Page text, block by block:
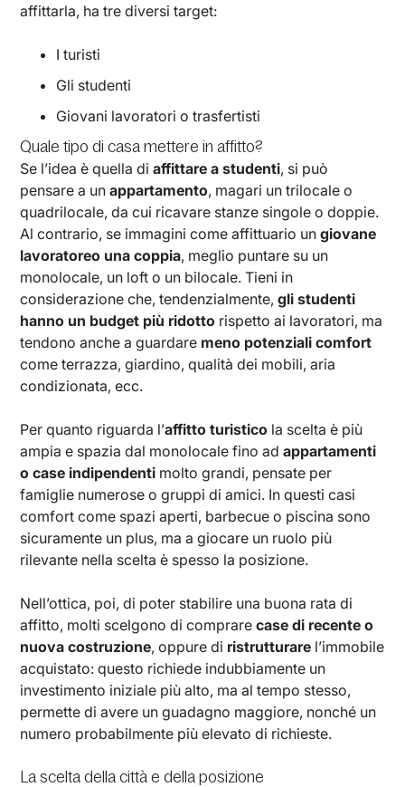
affittarla, ha tre diversi target:
I turisti
Gli studenti
Giovani lavoratori o trasfertisti
Quale tipo di casa mettere in affitto?
Se l’idea è quella diaffittare a studenti, si può
pensare a unappartamento, magari un trilocale o
quadrilocale, da cui ricavare stanze singole o doppie.
Al contrario, se immagini come affittuario ungiovane
lavoratoreo una coppia, meglio puntare su un
monolocale, un loft o un bilocale. Tieni in
considerazione che, tendenzialmente,gli studenti
hanno un budget più ridotto rispetto ai lavoratori, ma
tendono anche a guardare meno potenziali comfort
come terrazza, giardino, qualità dei mobili, aria
condizionata, ecc.
Per quanto riguarda l’affitto turistico la scelta è più
ampia e spazia dal monolocale fino adappartamenti
o case indipendenti molto grandi, pensate per
famiglie numerose o gruppi di amici. In questi casi
comfort come spazi aperti, barbecue o piscina sono
sicuramente un plus, ma a giocare un ruolo più
rilevante nella scelta è spesso la posizione.
Nell’ottica, poi, di poter stabilire una buona rata di
affitto, molti scelgono di comprarecase di recente o
nuova costruzione, oppure di ristrutturare l’immobile
acquistato: questo richiede indubbiamente un
investimento iniziale più alto, ma al tempo stesso,
permette di avere un guadagno maggiore, nonché un
numero probabilmente più elevato di richieste.
La scelta della città e della posizione